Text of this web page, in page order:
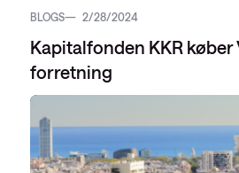
BLOGS 2/28/2024
Kapitalfonden KKR køber
forretning